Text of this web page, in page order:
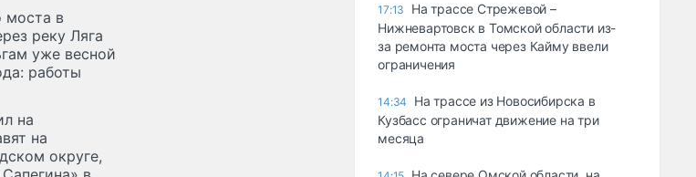
моста в
реку Ляга
уже весной
работы
на
на
округе,
17:13
На трассе Стрежевой –
Нижневартовск в Томской области из-
за ремонта моста через Кайму ввели
ограничения
14:34
На трассе из Новосибирска в
Кузбасс ограничат движение на три
месяца